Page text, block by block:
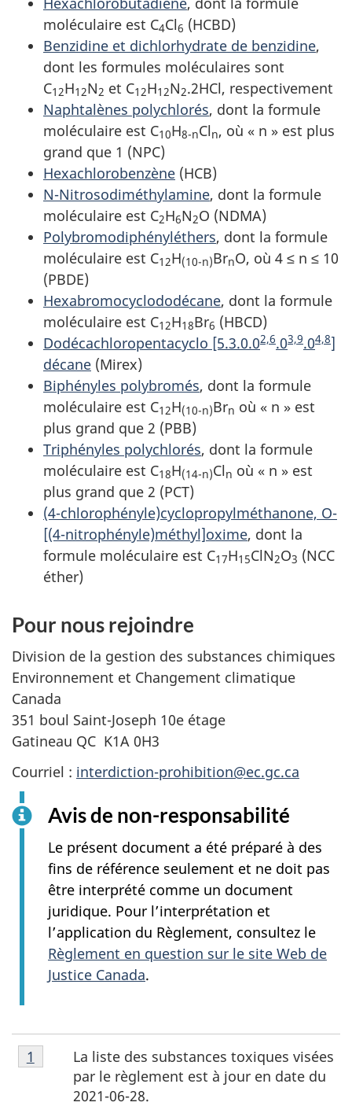
moléculaire est C4Cl6 (HCBD)
Benzidine et dichlorhydrate de benzidine,
dont les formules moléculaires sont
C12H12N2 et C12H12N2.2HCl, respectivement
Naphtalènes polychlorés, dont la formule
moléculaire est C10H8-nCln, où « n » est plus
grand que 1 (NPC)
Hexachlorobenzène (HCB)
N-Nitrosodiméthylamine, dont la formule
moléculaire est C2H6N2O (NDMA)
Polybromodiphényléthers, dont la formule
moléculaire est C12H(10-n)BrnO, où 4 ≤ n ≤ 10
(PBDE)
Hexabromocyclododécane, dont la formule
moléculaire est C12H18Br6 (HBCD)
Dodécachloropentacyclo [5.3.0.02,6.03,9.04,8]
décane (Mirex)
Biphényles polybromés, dont la formule
moléculaire est C12H(10-n)Brn où « n » est
plus grand que 2 (PBB)
Triphényles polychlorés, dont la formule
moléculaire est C18H(14-n)Cln où « n » est
plus grand que 2 (PCT)
(4-chlorophényle)cyclopropylméthanone, O-
[(4-nitrophényle)méthyl]oxime, dont la
formule moléculaire est C17H15ClN2O3 (NCC
éther)
Pour nous rejoindre
Division de la gestion des substances chimiques
Environnement et Changement climatique
Canada
351 boul Saint-Joseph 10e étage
Gatineau QC K1A 0H3
Courriel : interdiction-prohibition@ec.gc.ca
Avis de non-responsabilité
Le présent document a été préparé à des
fins de référence seulement et ne doit pas
être interprété comme un document
juridique. Pour l’interprétation et
l’application du Règlement, consultez le
Règlement en question sur le site Web de
Justice Canada.
Notes
de
La liste des substances toxiques visées
par le règlement est à jour en date du
2021-06-28.
Retour à la référence de la note de bas de page
1